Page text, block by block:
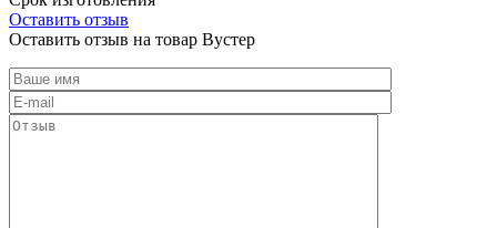
Оставить отзыв
Оставить отзыв на товар Вустер